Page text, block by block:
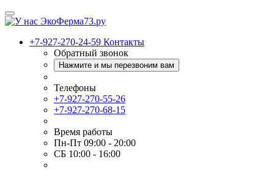
+7-927-270-24-59 Контакты
Обратный звонок
Нажмите и мы перезвоним вам
Телефоны
+7-927-270-55-26
+7-927-270-68-15
Время работы
Пн-Пт 09:00 - 20:00
СБ 10:00 - 16:00